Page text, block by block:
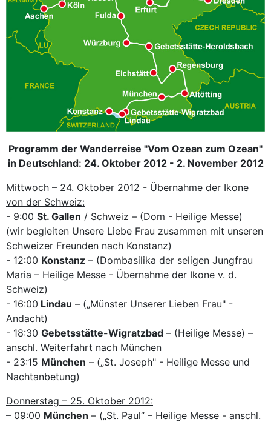
Programm der Wanderreise "Vom Ozean zum Ozean"
in Deutschland: 24. Oktober 2012 - 2. November 2012
Mittwoch – 24. Oktober 2012 - Übernahme der Ikone
von der Schweiz:
- 9:00 St. Gallen / Schweiz – (Dom - Heilige Messe)
(wir begleiten Unsere Liebe Frau zusammen mit unseren
Schweizer Freunden nach Konstanz)
- 12:00 Konstanz – (Dombasilika der seligen Jungfrau
Maria – Heilige Messe - Übernahme der Ikone v. d.
Schweiz)
- 16:00 Lindau – („Münster Unserer Lieben Frau" -
Andacht)
- 18:30 Gebetsstätte-Wigratzbad – (Heilige Messe) –
anschl. Weiterfahrt nach München
- 23:15 München – („St. Joseph" - Heilige Messe und
Nachtanbetung)
Donnerstag – 25. Oktober 2012:
– 09:00 München – („St. Paul“ – Heilige Messe - anschl.